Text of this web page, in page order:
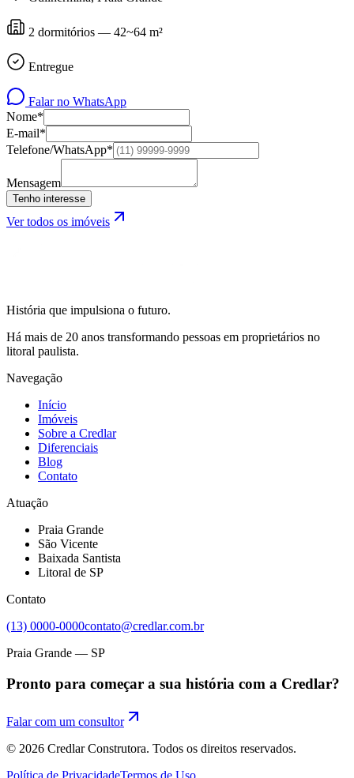
2 dormitórios — 42~64 m²
Entregue
Falar no WhatsApp
Nome*
E-mail*
Telefone/WhatsApp*
Mensagem
Tenho interesse
Ver todos os imóveis
História que impulsiona o futuro.
Há mais de 20 anos transformando pessoas em proprietários no
litoral paulista.
Navegação
Início
Imóveis
Sobre a Credlar
Diferenciais
Blog
Contato
Atuação
Praia Grande
São Vicente
Baixada Santista
Litoral de SP
Contato
(13) 0000-0000contato@credlar.com.br
Praia Grande — SP
Pronto para começar a sua história com a Credlar?
Falar com um consultor
© 2026 Credlar Construtora. Todos os direitos reservados.